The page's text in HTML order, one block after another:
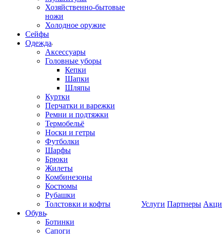
Хозяйственно-бытовые
ножи
Холодное оружие
Сейфы
Одежда
Аксессуары
Головные уборы
Кепки
Шапки
Шляпы
Куртки
Перчатки и варежки
Ремни и подтяжки
Термобельё
Носки и гетры
Футболки
Шарфы
Брюки
Жилеты
Комбинезоны
Костюмы
Рубашки
Толстовки и кофты
Обувь
Ботинки
Сапоги
Услуги Партнеры